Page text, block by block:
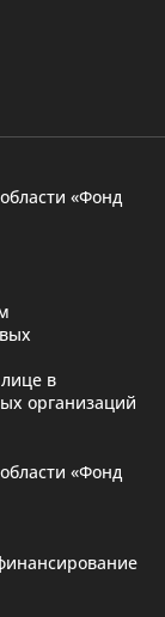
«Фонд
в
организаций
«Фонд